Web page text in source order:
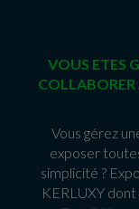
VOUS ETES
COLLABORER
Vous gérez
exposer
simplicité ?
KERLUXY